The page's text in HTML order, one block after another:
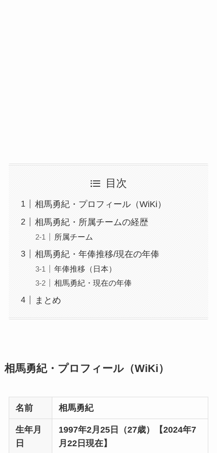
目次
相馬勇紀・プロフィール（WiKi）
相馬勇紀・所属チームの経歴
所属チーム
相馬勇紀・年俸推移/現在の年俸
年俸推移（日本）
相馬勇紀・現在の年俸
まとめ
相馬勇紀・プロフィール（WiKi）
名前 相馬勇紀
生年月
日
1997年2月25日（27歳）【2024年7
月22日現在】